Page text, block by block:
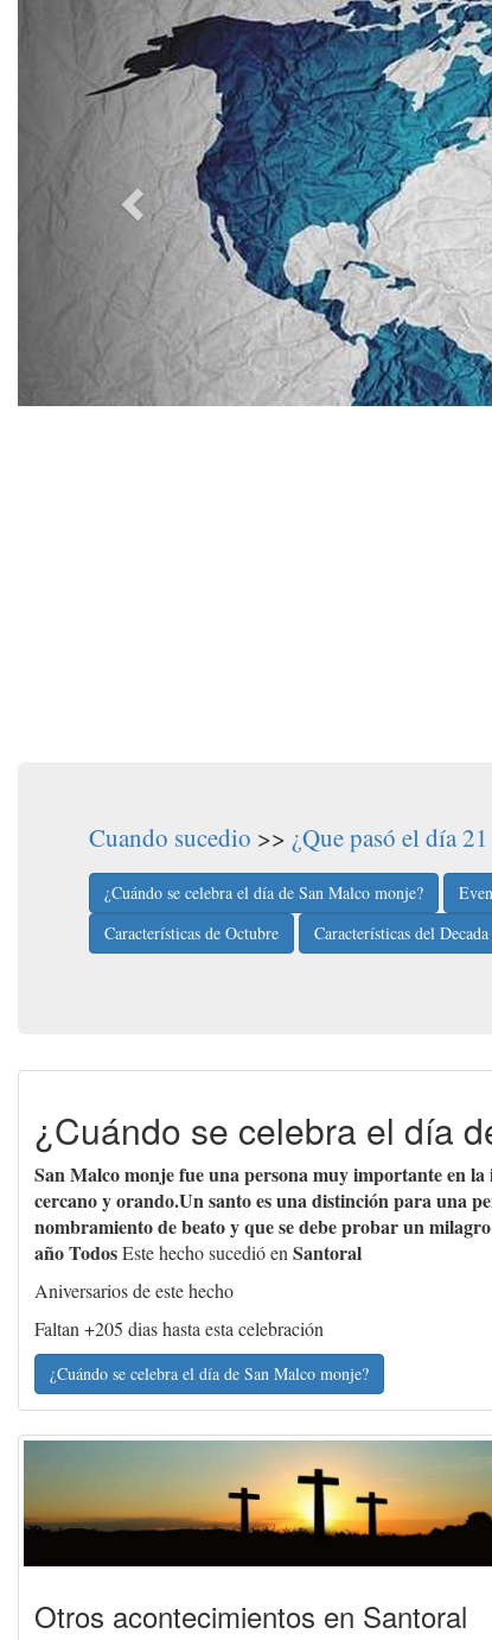
Cuando sucedio >> ¿Que pasó el día
¿Cuándo se celebra el día de San Malco monje?
Características de Octubre
Características del
¿Cuándo se celebra el día
San Malco monje fue una persona muy importante en la
cercano y orando.Un santo es una distinción para una
nombramiento de beato y que se debe probar un
año TodosEste hecho sucedió en Santoral
Aniversarios de este hecho
Faltan +205 dias hasta esta celebración
¿Cuándo se celebra el día de San Malco monje?
Otros acontecimientos en Santoral